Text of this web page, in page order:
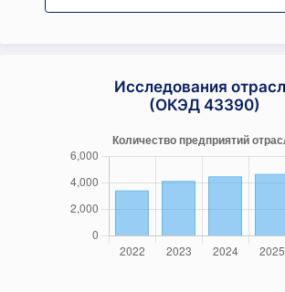
Исследования
(ОКЭД 43390)